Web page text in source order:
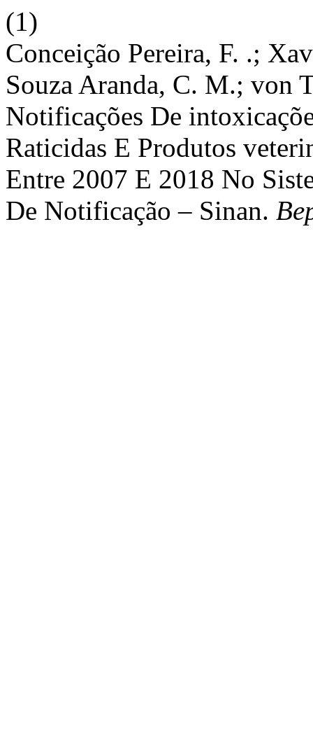
(1)
Conceição Pereira, F. .;
Souza Aranda, C. M.; von
Notificações De
Raticidas E Produtos
Entre 2007 E 2018 No
De Notificação – Sinan.